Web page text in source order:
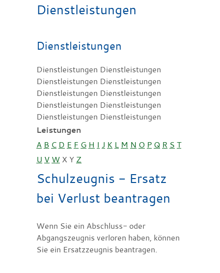
Dienstleistungen
Dienstleistungen
Dienstleistungen Dienstleistungen
Dienstleistungen Dienstleistungen
Dienstleistungen Dienstleistungen
Dienstleistungen Dienstleistungen
Dienstleistungen Dienstleistungen
Leistungen
A B C D E F G H I J K L M N O P Q R S T
U V W X Y Z
Schulzeugnis - Ersatz
bei Verlust beantragen
Wenn Sie ein Abschluss- oder
Abgangszeugnis verloren haben, können
Sie ein Ersatzzeugnis beantragen.